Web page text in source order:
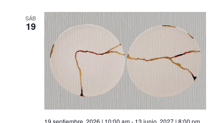
SÁB
19
19 septiembre, 2026 | 10:00 am- 13 junio, 2027 | 8:00 pm